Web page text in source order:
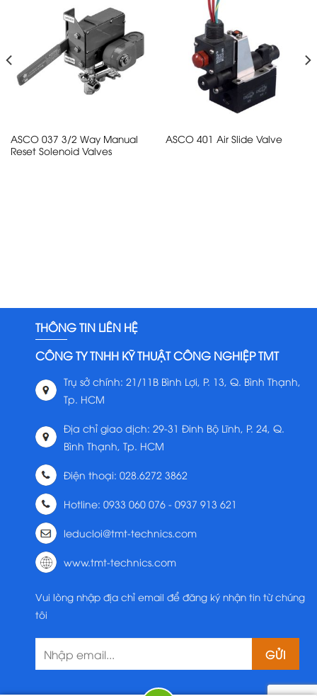
ASCO 037 3/2 Way Manual
Reset Solenoid Valves
ASCO 401 Air Slide Valve
THÔNG TIN LIÊN HỆ
CÔNG TY TNHH KỸ THUẬT CÔNG NGHIỆP TMT
Trụ sở chính: 21/11B Bình Lợi, P. 13, Q. Bình Thạnh,
Tp. HCM
Địa chỉ giao dịch: 29-31 Đinh Bộ Lĩnh, P. 24, Q.
Bình Thạnh, Tp. HCM
Điện thoại: 028.6272 3862
Hotline: 0933 060 076 - 0937 913 621
leducloi@tmt-technics.com
www.tmt-technics.com
Vui lòng nhập địa chỉ email để đăng ký nhận tin từ chúng
tôi